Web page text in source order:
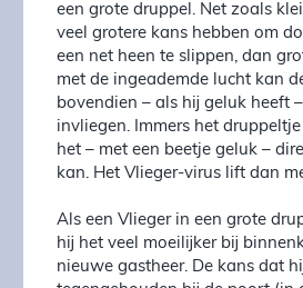
een grote druppel. Net zoals
veel grotere kans hebben om
een net heen te slippen, dan
met de ingeademde lucht kan
bovendien – als hij geluk heeft
invliegen. Immers het
het – met een beetje geluk –
kan. Het Vlieger-virus lift dan
Als een Vlieger in een grote
hij het veel moeilijker bij
nieuwe gastheer. De kans dat